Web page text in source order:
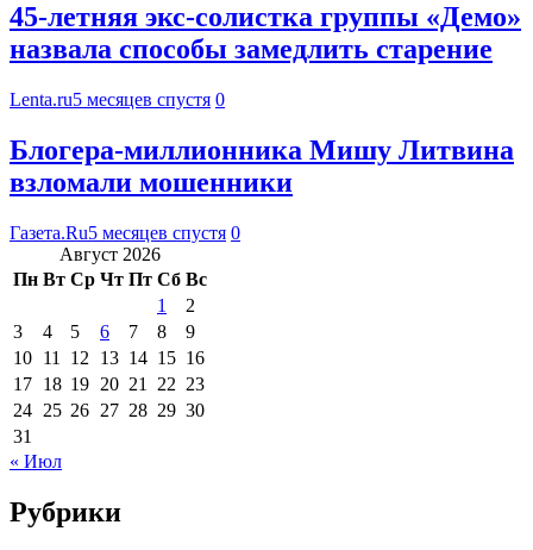
45-летняя экс-солистка группы «Демо»
назвала способы замедлить старение
Lenta.ru5 месяцев спустя 0
Блогера-миллионника Мишу Литвина
взломали мошенники
Газета.Ru5 месяцев спустя 0
Август 2026
Пн Вт Ср Чт Пт Сб Вс
1
2
3
4 5 6 7 8
9
10 11 12 13 14 15 16
17 18 19 20 21 22 23
24 25 26 27 28 29 30
31
« Июл
Рубрики